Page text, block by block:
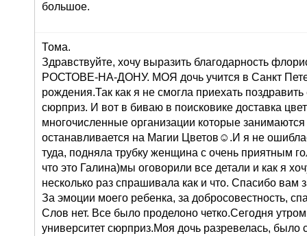
большое.
Тома.
Здравствуйте, хочу выразить благодарность
РОСТОВЕ-НА-ДОНУ. МОЯ дочь учится в Санкт
рождения.Так как я не смогла приехать
сюрприз. И вот в биваю в поисковике доставка
многочисленные организации которые
останавливается на Магии Цветов☺.И я не
туда, подняла трубку женщина с очень приятным
что это Галина)мы оговорили все детали и как я
несколько раз спрашивала как и что. Спасибо вам
За эмоции моего ребенка, за добросовестность,
Слов нет. Все было проделоно четко.Сегодня
университет сюрприз.Моя дочь разревелась, было